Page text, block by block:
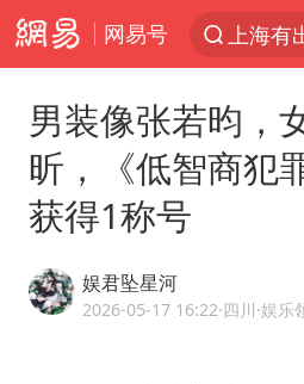
网易号
上海有
王传君
男装像张若昀，
昕，《低智商犯
获得1称号
娱君坠星河
2026-05-17 16:22·四川·娱乐